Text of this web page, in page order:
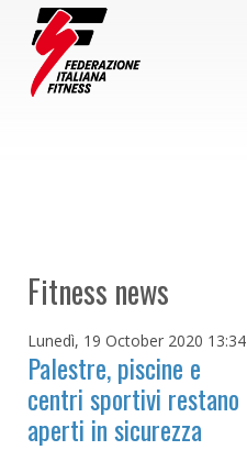
Fitness news
Lunedì, 19 October 2020 13:34
Palestre, piscine e
centri sportivi restano
aperti in sicurezza